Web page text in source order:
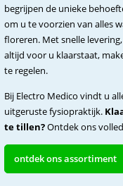
begrijpen de unieke
om u te voorzien van alles
floreren. Met snelle
altijd voor u klaarstaat,
te regelen.
Bij Electro Medico vindt u
uitgeruste fysiopraktijk.
te tillen?Ontdek ons
ontdek ons assortiment